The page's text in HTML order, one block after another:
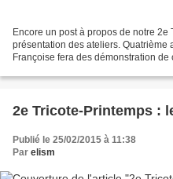
Encore un post à propos de notre
présentation des ateliers. Quatrième
Françoise fera des démonstration
2e Tricote-Printemps :
Publié le 25/02/2015 à 11:38
Par elism